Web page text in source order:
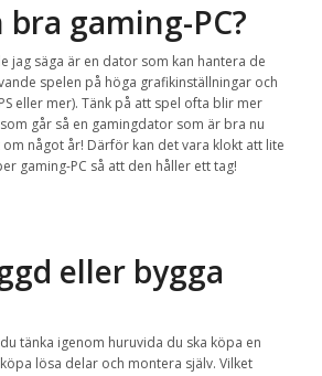
bra gaming-PC?
jag säga är en dator som kan hantera de
spelen på höga grafikinställningar och
eller mer). Tänk på att spel ofta blir mer
går så en gamingdator som är bra nu
något år! Därför kan det vara klokt att lite
gaming-PC så att den håller ett tag!
eller bygga
tänka igenom huruvida du ska köpa en
lösa delar och montera själv. Vilket